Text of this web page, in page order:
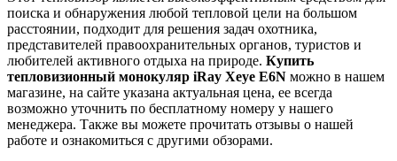
поиска и обнаружения любой тепловой цели на большом
расстоянии, подходит для решения задач охотника,
представителей правоохранительных органов, туристов и
любителей активного отдыха на природе. Купить
тепловизионный монокуляр iRay Xeye E6N можно в нашем
магазине, на сайте указана актуальная цена, ее всегда
возможно уточнить по бесплатному номеру у нашего
менеджера. Также вы можете прочитать отзывы о нашей
работе и ознакомиться с другими обзорами.